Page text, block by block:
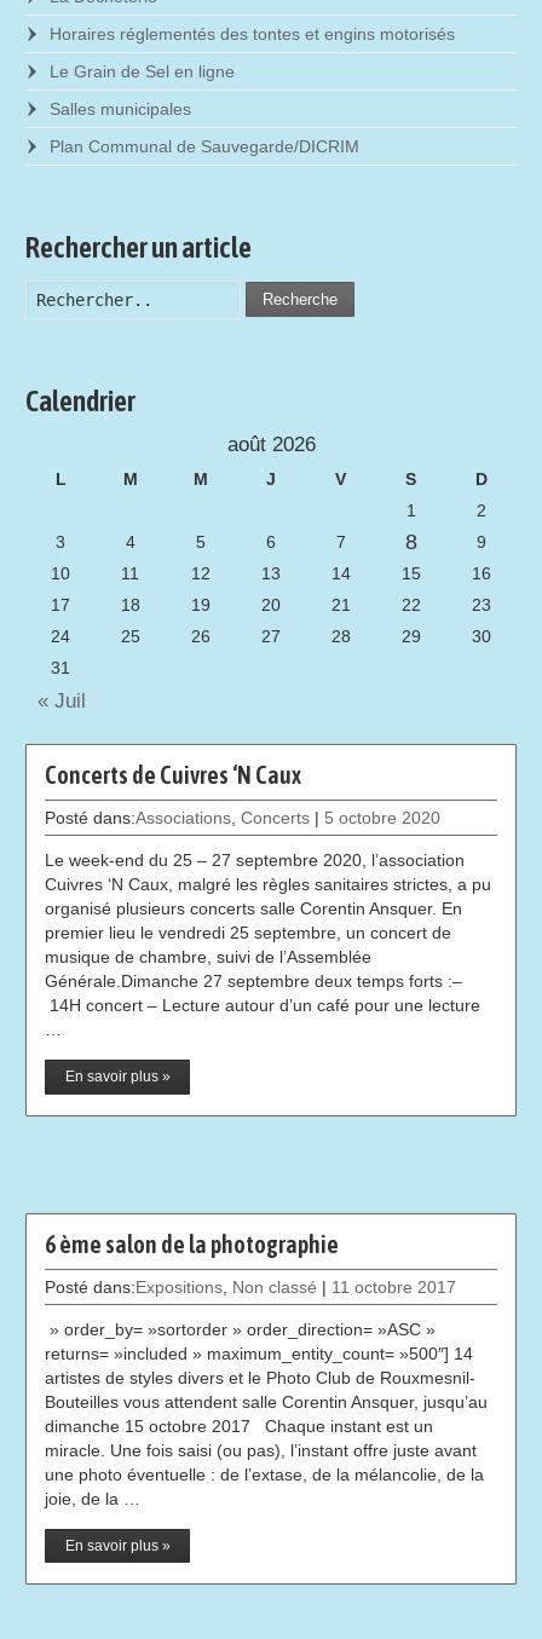
Concerts de Cuivres ‘N Caux
Posté dans:Associations,Concerts | 5 octobre 2020
Le week-end du 25 – 27 septembre 2020, l’association
Cuivres ‘N Caux, malgré les règles sanitaires strictes, a pu
organisé plusieurs concerts salle Corentin Ansquer. En
premier lieu le vendredi 25 septembre, un concert de
musique de chambre, suivi de l’Assemblée
Générale.Dimanche 27 septembre deux temps forts :–
14H concert – Lecture autour d’un café pour une lecture
…
En savoir plus »
6 ème salon de la photographie
Posté dans:Expositions Non classé | 11 octobre 2017
» order_by= »sortorder » order_direction= »ASC »
returns= »included » maximum_entity_count= »500″] 14
artistes de styles divers et le Photo Club de Rouxmesnil-
Bouteilles vous attendent salle Corentin Ansquer, jusqu’au
dimanche 15 octobre 2017 Chaque instant est un
miracle. Une fois saisi (ou pas), l’instant offre juste avant
une photo éventuelle : de l’extase, de la mélancolie, de la
joie, de la …
En savoir plus »
Horaires réglementés des tontes et engins motorisés
Le Grain de Sel en ligne
Salles municipales
Plan Communal de Sauvegarde/DICRIM
Rechercher un article
Recherche
Calendrier
août 2026
L M M J V S
D
1
2
3
4 5 6 7 8
9
10
11 12 13 14 15
16
17
18 19 20 21 22
23
24
25 26 27 28 29
30
31
« Juil